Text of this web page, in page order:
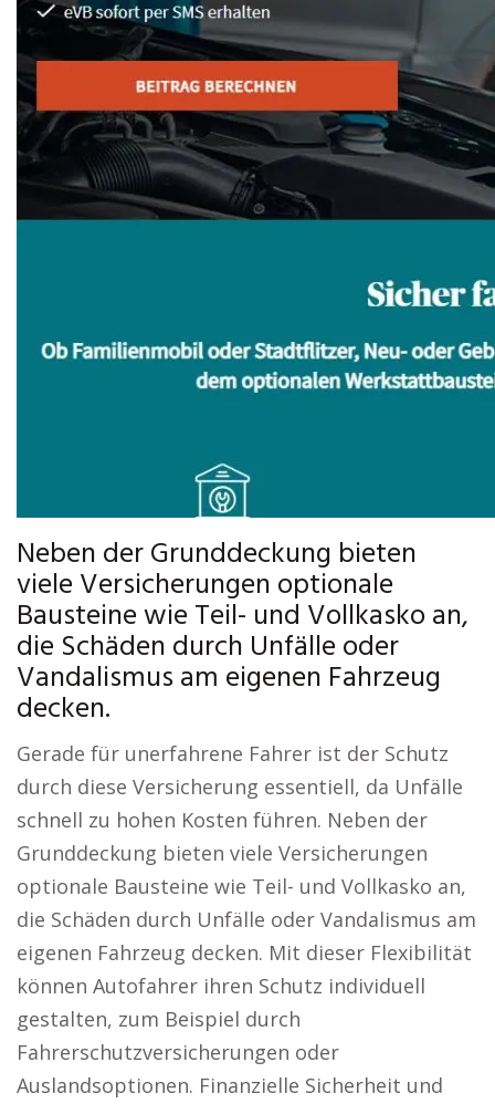
Neben der Grunddeckung bieten
viele Versicherungen optionale
Bausteine wie Teil- und Vollkasko an,
die Schäden durch Unfälle oder
Vandalismus am eigenen Fahrzeug
decken.
Gerade für unerfahrene Fahrer ist der Schutz
durch diese Versicherung essentiell, da Unfälle
schnell zu hohen Kosten führen. Neben der
Grunddeckung bieten viele Versicherungen
optionale Bausteine wie Teil- und Vollkasko an,
die Schäden durch Unfälle oder Vandalismus am
eigenen Fahrzeug decken. Mit dieser Flexibilität
können Autofahrer ihren Schutz individuell
gestalten, zum Beispiel durch
Fahrerschutzversicherungen oder
Auslandsoptionen. Finanzielle Sicherheit und